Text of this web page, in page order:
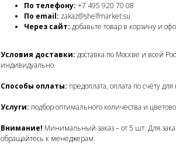
По телефону: +7 495 920 70 08
По email: zakaz@shelfmarket.su
Через сайт: добавьте товар в корзину и
Условия доставки: доставка по Москве и всей
индивидуально.
Способы оплаты: предоплата, оплата по счёту
Услуги: подбор оптимального количества и
Внимание! Минимальный заказ – от 5 шт. Для
обращайтесь к менеджерам.